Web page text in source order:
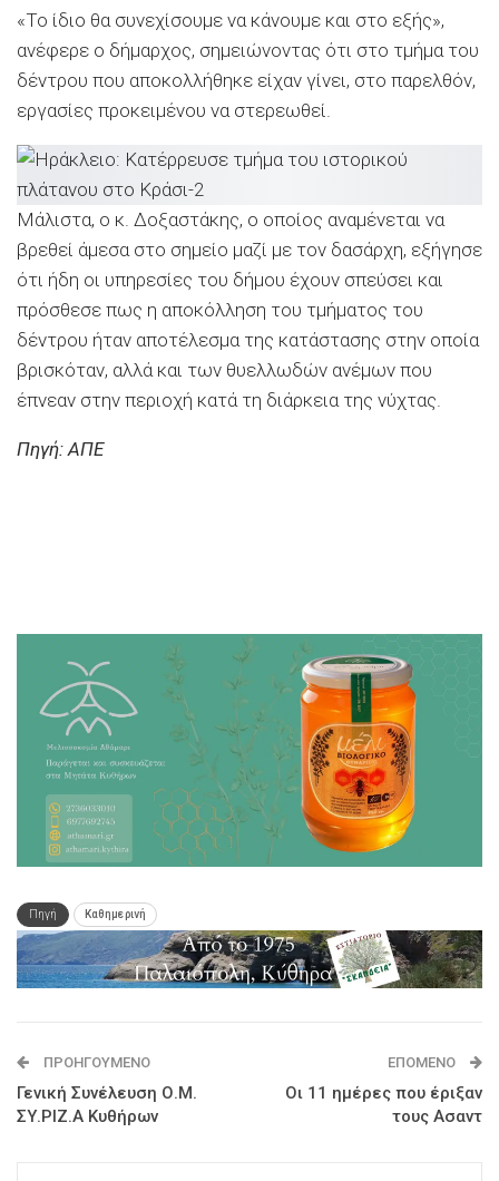
«Το ίδιο θα συνεχίσουμε να κάνουμε και στο εξής»,
ανέφερε ο δήμαρχος, σημειώνοντας ότι στο τμήμα του
δέντρου που αποκολλήθηκε είχαν γίνει, στο παρελθόν,
εργασίες προκειμένου να στερεωθεί.
Μάλιστα, ο κ. Δοξαστάκης, ο οποίος αναμένεται να
βρεθεί άμεσα στο σημείο μαζί με τον δασάρχη, εξήγησε
ότι ήδη οι υπηρεσίες του δήμου έχουν σπεύσει και
πρόσθεσε πως η αποκόλληση του τμήματος του
δέντρου ήταν αποτέλεσμα της κατάστασης στην οποία
βρισκόταν, αλλά και των θυελλωδών ανέμων που
έπνεαν στην περιοχή κατά τη διάρκεια της νύχτας.
Πηγή: ΑΠΕ
Πηγή Καθημερινή
ΠΡΟΗΓΟΎΜΕΝΟ
Γενική Συνέλευση Ο.Μ.
ΣΥ.ΡΙΖ.Α Κυθήρων
ΕΠΌΜΕΝΟ
Οι 11 ημέρες που έριξαν
τους Ασαντ